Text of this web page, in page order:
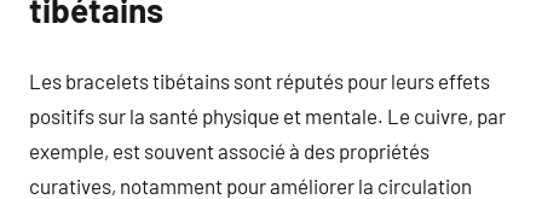
tibétains
Les bracelets tibétains sont réputés pour leurs effets
positifs sur la santé physique et mentale. Le cuivre, par
exemple, est souvent associé à des propriétés
curatives, notamment pour améliorer la circulation